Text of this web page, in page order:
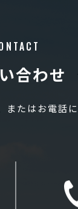
合わせ
たはお電話